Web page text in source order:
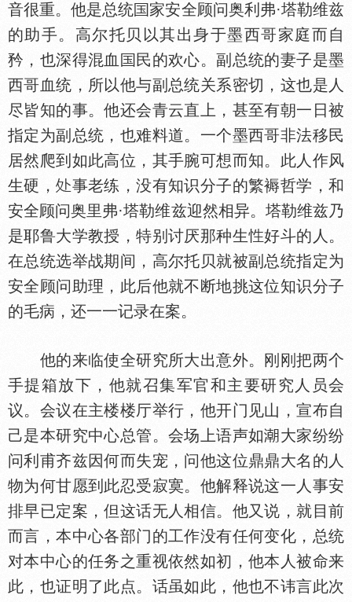
音很重。他是总统
家安全顾问奥利弗·塔勒维兹
的助手。高尔托贝以其出身于墨西哥家庭而自
矜，也深得混血
民的欢心。副总统的妻子是墨
西哥血统，所以他与副总统关系密切，这也是人
尽皆知的事。他还会青云直上，甚至有朝一日被
指定为副总统，也难料道。一个墨西哥非法移民
居然爬到如此高位，其手腕可想而知。此人作风
生硬，
事老练，没有知识分子的繁褥哲学，和
安全顾问奥里弗·塔勒维兹迎然相异。塔勒维兹乃
是耶鲁大学教授，特别讨厌那种生
好斗的人。
在总统选举战期间，高尔托贝就被副总统指定为
安全顾问助理，此后他就不断地挑这位知识分子
的毛病，还一一记录在案。
他的来临使全研究所大出意外。刚刚把两个
手提箱放下，他就召集军官和主要研究人员会
议。会议在主楼楼厅举行，他开门见山，宣布自
己是本研究中心总管。会场上语声如
大家纷纷
问利甫齐兹因何而失宠，问他这位鼎鼎大名的人
物为何甘愿到此忍受寂寞。他解释说这一人事安
排早已定案，但这话无人相信。他又说，就目前
而言，本中心各部门的工作没有任何变化，总统
对本中心的任务之重视依然如初，他本人被命来
此，也证明了此点。话虽如此，他也不讳言此次